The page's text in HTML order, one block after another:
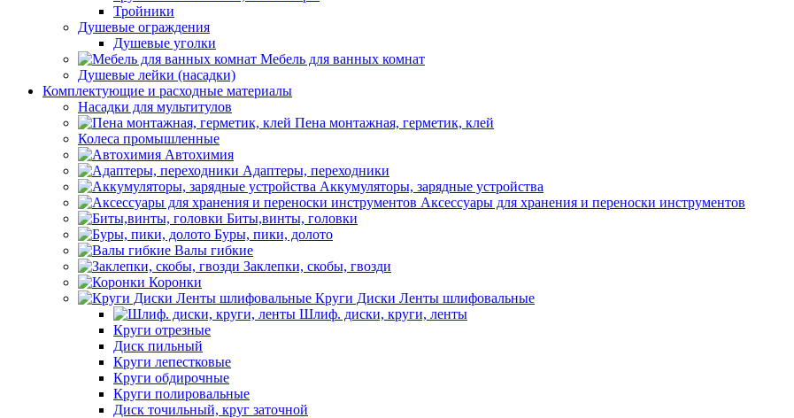
Тройники
Душевые ограждения
Душевые уголки
Мебель для ванных комнат
Душевые лейки (насадки)
Комплектующие и расходные материалы
Насадки для мультитулов
Пена монтажная, герметик, клей
Колеса промышленные
Автохимия
Адаптеры, переходники
Аккумуляторы, зарядные устройства
Аксессуары для хранения и переноски инструментов
Биты,винты, головки
Буры, пики, долото
Валы гибкие
Заклепки, скобы, гвозди
Коронки
Круги Диски Ленты шлифовальные
Шлиф. диски, круги, ленты
Круги отрезные
Диск пильный
Круги лепестковые
Круги обдирочные
Круги полировальные
Диск точильный, круг заточной